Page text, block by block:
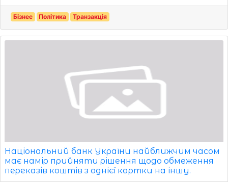
Бізнес Політика Транзакція
Національний банк України найближчим часом
має намір прийняти рішення щодо обмеження
переказів коштів з однієї картки на іншу.